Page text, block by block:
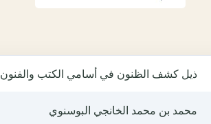
ذيل كشف الظنون في أسامي الكتب والفنون
محمد بن محمد الخانجي البوسنوي